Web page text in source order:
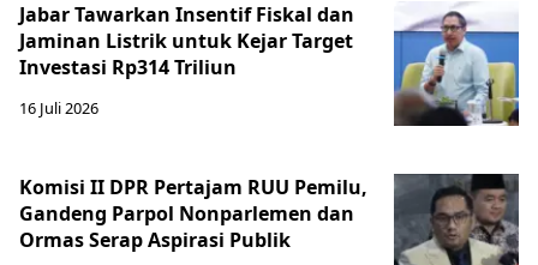
Jabar Tawarkan Insentif Fiskal dan
Jaminan Listrik untuk Kejar Target
Investasi Rp314 Triliun
16 Juli 2026
Komisi II DPR Pertajam RUU Pemilu,
Gandeng Parpol Nonparlemen dan
Ormas Serap Aspirasi Publik